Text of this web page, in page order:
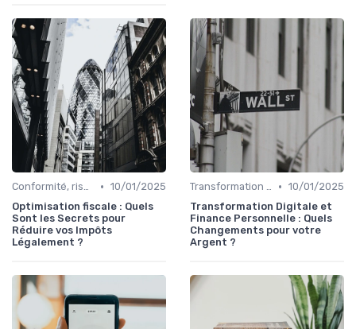
Conformité, risques & réglementation • 10/01/2025
Optimisation fiscale : Quels
Sont les Secrets pour
Réduire vos Impôts
Légalement ?
Transformation de la fonction finance • 10/01/2025
Transformation Digitale et
Finance Personnelle : Quels
Changements pour votre
Argent ?